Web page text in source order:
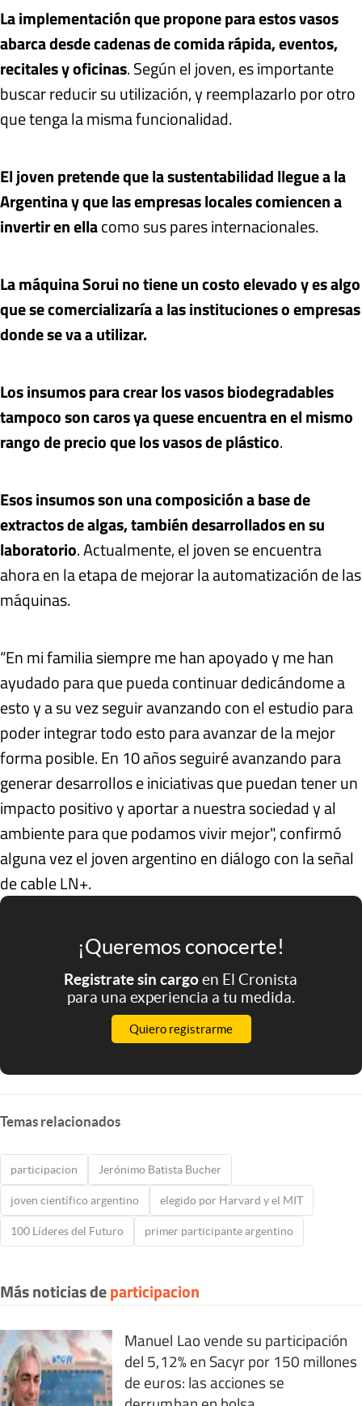
La implementación que propone para estos vasos
abarca desde cadenas de comida rápida, eventos,
recitales y oficinas. Según el joven, es importante
buscar reducir su utilización, y reemplazarlo por otro
que tenga la misma funcionalidad.
El joven pretende que la sustentabilidad llegue a la
Argentina y que las empresas locales comiencen a
invertir en ellacomo sus pares internacionales.
La máquina Sorui no tiene un costo elevado y es algo
que se comercializaría a las instituciones o empresas
donde se va a utilizar.
Los insumos para crear los vasos biodegradables
tampoco son caros ya quese encuentra en el mismo
rango de precio que los vasos de plástico.
Esos insumos son una composición a base de
extractos de algas, también desarrollados en su
laboratorio. Actualmente, el joven se encuentra
ahora en la etapa de mejorar la automatización de las
máquinas.
“En mi familia siempre me han apoyado y me han
ayudado para que pueda continuar dedicándome a
esto y a su vez seguir avanzando con el estudio para
poder integrar todo esto para avanzar de la mejor
forma posible. En 10 años seguiré avanzando para
generar desarrollos e iniciativas que puedan tener un
impacto positivo y aportar a nuestra sociedad y al
ambiente para que podamos vivir mejor", confirmó
alguna vez el joven argentino en diálogo con la señal
de cable LN+.
¡Queremos conocerte!
Registrate sin cargoen El Cronista
para una experiencia a tu medida.
Quiero registrarme
Temas relacionados
participacion Jerónimo Batista Bucher
joven científico argentino elegido por Harvard y el MIT
100 Líderes del Futuro primer participante argentino
Más noticias departicipacion
Manuel Lao vende su participación
del 5,12% en Sacyr por 150 millones
de euros: las acciones se